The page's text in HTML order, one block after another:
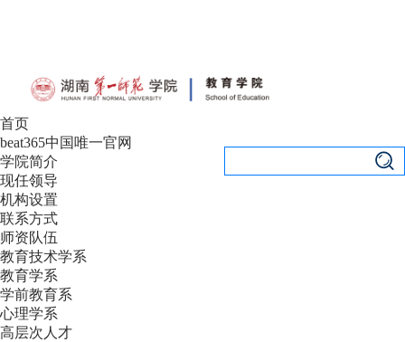
首页
beat365中国唯一官网
学院简介
现任领导
机构设置
联系方式
师资队伍
教育技术学系
教育学系
学前教育系
心理学系
高层次人才